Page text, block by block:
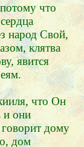
что
народ Свой,
клятва
явится
что Он
и они
говорит дому
дом